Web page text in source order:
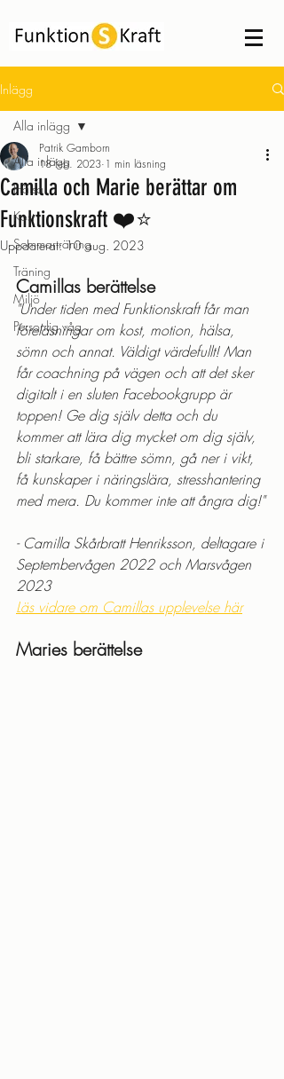
Inlägg
Alla inlägg
Hälsa
Kost
Sommarträning
Träning
Miljö
Personlig våg
Alla inlägg
Camilla och Marie berättar om
Funktionskraft ❤️⭐
Patrik Gamborn
18 feb. 2023 1 min läsning
Uppdaterat:10 aug. 2023
Camillas berättelse
"Under tiden med Funktionskraft får man
föreläsningar om kost, motion, hälsa,
sömn och annat. Väldigt värdefullt! Man
får coachning på vägen och att det sker
digitalt i en sluten Facebookgrupp är
toppen! Ge dig själv detta och du
kommer att lära dig mycket om dig själv,
bli starkare, få bättre sömn, gå ner i vikt,
få kunskaper i näringslära, stresshantering
med mera. Du kommer inte att ångra dig!"
- Camilla Skårbratt Henriksson, deltagare i
Septembervågen 2022 och Marsvågen
2023
Läs vidare om Camillas upplevelse här
Maries berättelse